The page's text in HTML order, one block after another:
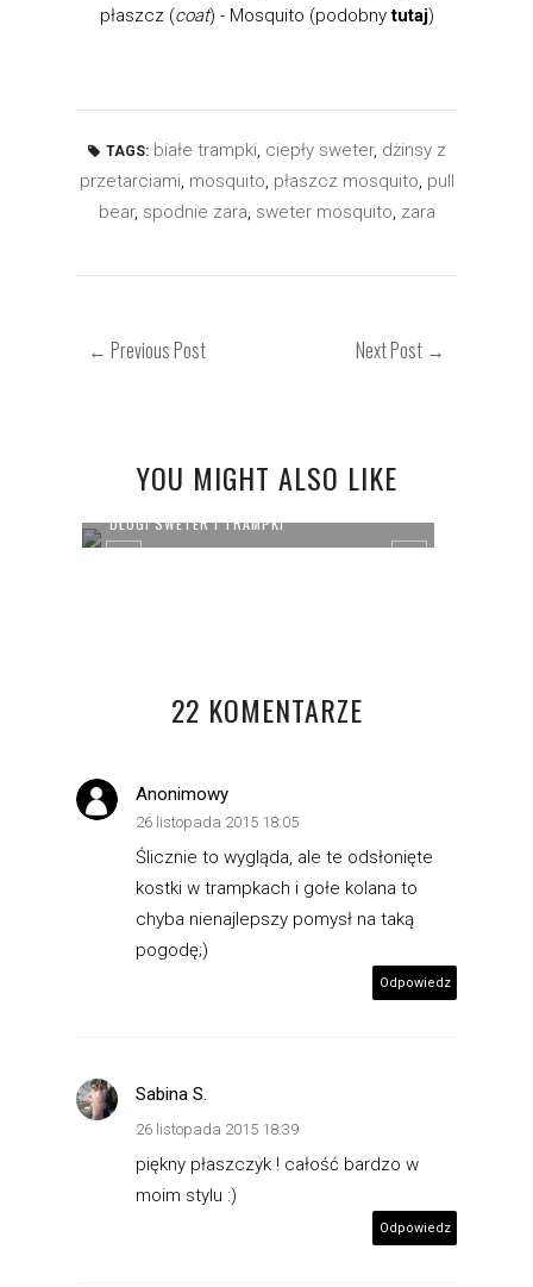
płaszcz (coat) - Mosquito (podobnytutaj)
TAGS: białe trampki, ciepły sweter, dżinsy z
przetarciami, mosquito, płaszcz mosquito, pull
bear, spodnie zara, sweter mosquito, zara
← Previous Post Next Post →
YOU MIGHT ALSO LIKE
DŁUGI SWETER I TRAMPKI
22 KOMENTARZE
Anonimowy
26 listopada 2015 18:05
Ślicznie to wygląda, ale te odsłonięte
kostki w trampkach i gołe kolana to
chyba nienajlepszy pomysł na taką
pogodę;)
Odpowiedz
Sabina S.
26 listopada 2015 18:39
piękny płaszczyk ! całość bardzo w
moim stylu :)
Odpowiedz